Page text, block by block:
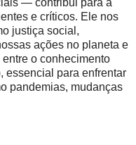
— contribui para a
e críticos. Ele nos
justiça social,
ações no planeta e
o conhecimento
essencial para enfrentar
pandemias, mudanças